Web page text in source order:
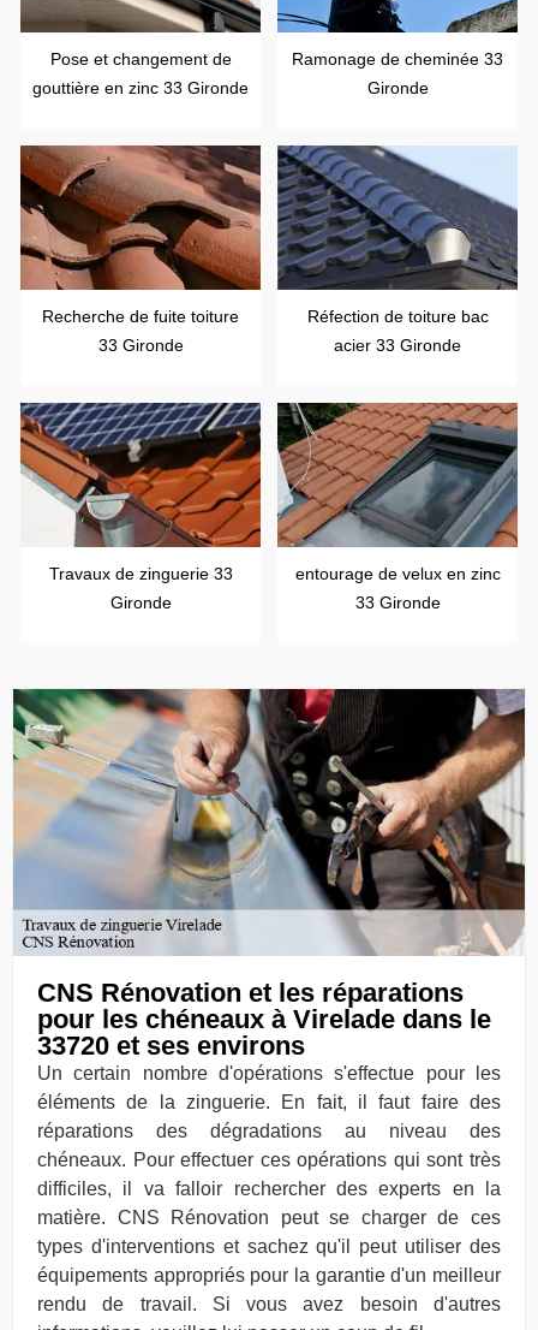
Pose et changement de
gouttière en zinc 33 Gironde
Ramonage de cheminée 33
Gironde
Recherche de fuite toiture
33 Gironde
Réfection de toiture bac
acier 33 Gironde
Travaux de zinguerie 33
Gironde
entourage de velux en zinc
33 Gironde
CNS Rénovation et les réparations
pour les chéneaux à Virelade dans le
33720 et ses environs
Un certain nombre d'opérations s'effectue pour les
éléments de la zinguerie. En fait, il faut faire des
réparations des dégradations au niveau des
chéneaux. Pour effectuer ces opérations qui sont très
difficiles, il va falloir rechercher des experts en la
matière. CNS Rénovation peut se charger de ces
types d'interventions et sachez qu'il peut utiliser des
équipements appropriés pour la garantie d'un meilleur
rendu de travail. Si vous avez besoin d'autres